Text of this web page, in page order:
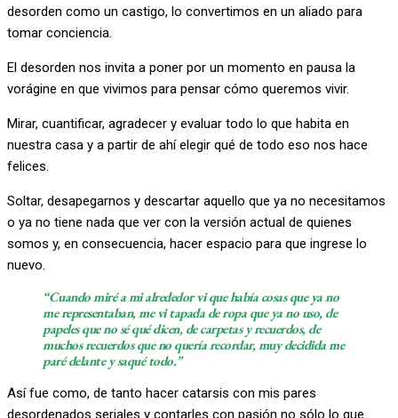
desorden como un castigo, lo convertimos en un aliado para
tomar conciencia.
El desorden nos invita a poner por un momento en pausa la
vorágine en que vivimos para pensar cómo queremos vivir.
Mirar, cuantificar, agradecer y evaluar todo lo que habita en
nuestra casa y a partir de ahí elegir qué de todo eso nos hace
felices.
Soltar, desapegarnos y descartar aquello que ya no necesitamos
o ya no tiene nada que ver con la versión actual de quienes
somos y, en consecuencia, hacer espacio para que ingrese lo
nuevo.
“Cuando miré a mi alrededor vi que había cosas que ya no
me representaban, me vi tapada de ropa que ya no uso, de
papeles que no sé qué dicen, de carpetas y recuerdos, de
muchos recuerdos que no quería recordar, muy decidida me
paré delante y saqué todo.”
Así fue como, de tanto hacer catarsis con mis pares
desordenados seriales y contarles con pasión no sólo lo que